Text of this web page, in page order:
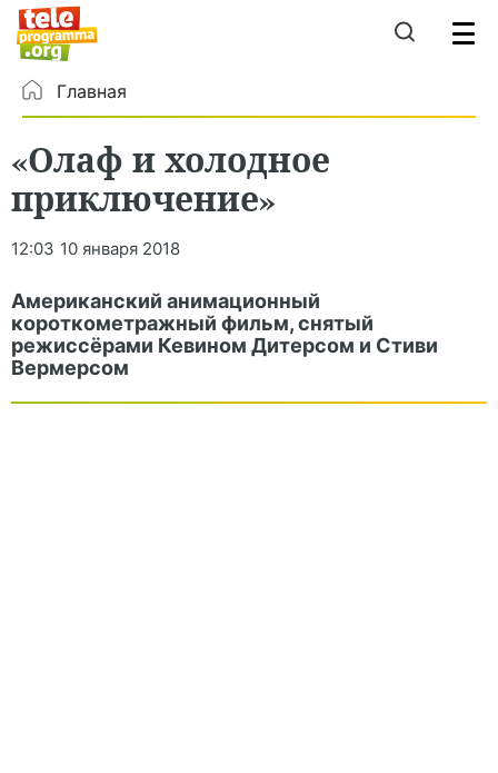
Главная
«Олаф и холодное
приключение»
12:03 10 января 2018
Американский анимационный
короткометражный фильм, снятый
режиссёрами Кевином Дитерсом и Стиви
Вермерсом